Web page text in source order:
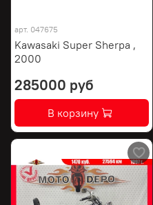
арт. 047675
Kawasaki Super Sherpa ,
2000
285000 руб
В корзину